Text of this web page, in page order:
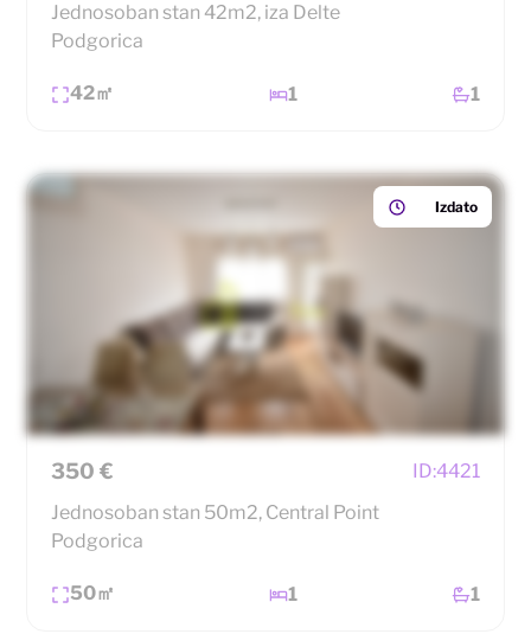
Jednosoban stan 42m2, iza Delte
Podgorica
42㎡ 1 1
Izdato
350 € ID:4421
Jednosoban stan 50m2, Central Point
Podgorica
50㎡ 1 1